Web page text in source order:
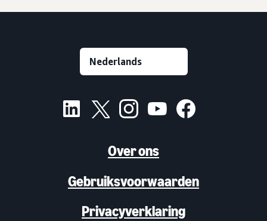
Over ons
Gebruiksvoorwaarden
Privacyverklaring